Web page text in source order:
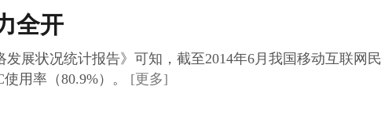
全开
状况统计报告》可知，截至2014年6月我国移动互联网
用率（80.9%）。
[更多]